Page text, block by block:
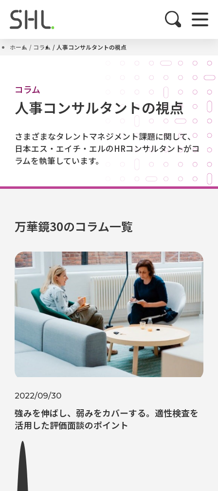
ホーム コラム 人事コンサルタントの視点
コラム
人事コンサルタントの視点
さまざまなタレントマネジメント課題に関して、
日本エス・エイチ・エルのHRコンサルタントがコ
ラムを執筆しています。
万華鏡30のコラム一覧
2022/09/30
強みを伸ばし、弱みをカバーする。適性検査を
活用した評価面談のポイント